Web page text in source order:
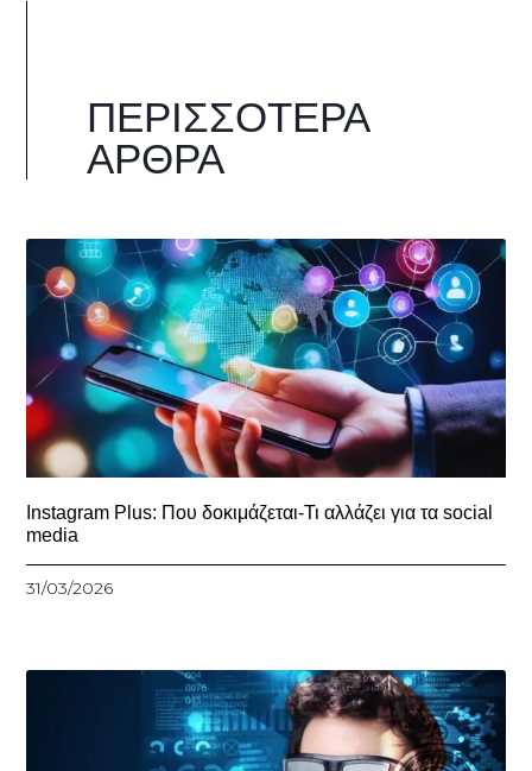
ΠΕΡΙΣΣΌΤΕΡΑ
ΆΡΘΡΑ
Instagram Plus: Που δοκιμάζεται-Τι αλλάζει για τα social
media
31/03/2026